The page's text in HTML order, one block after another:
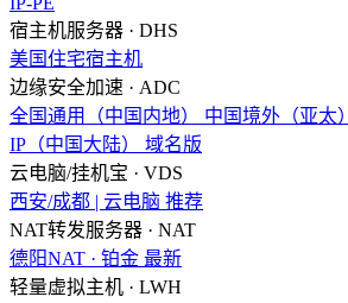
宿主机服务器 · DHS
美国住宅宿主机
边缘安全加速 · ADC
全国通用（中国内地）
中国境外（亚太）
IP（中国大陆）
域名版
云电脑/挂机宝 · VDS
西安/成都 | 云电脑 推荐
NAT转发服务器 · NAT
德阳NAT · 铂金 最新
轻量虚拟主机 · LWH